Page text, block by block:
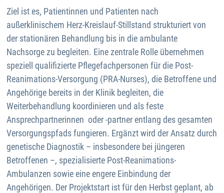
Ziel ist es, Patientinnen und Patienten nach
außerklinischem Herz-Kreislauf-Stillstand strukturiert von
der stationären Behandlung bis in die ambulante
Nachsorge zu begleiten. Eine zentrale Rolle übernehmen
speziell qualifizierte Pflegefachpersonen für die Post-
Reanimations-Versorgung (PRA-Nurses), die Betroffene und
Angehörige bereits in der Klinik begleiten, die
Weiterbehandlung koordinieren und als feste
Ansprechpartnerinnen oder -partner entlang des gesamten
Versorgungspfads fungieren. Ergänzt wird der Ansatz durch
genetische Diagnostik – insbesondere bei jüngeren
Betroffenen –, spezialisierte Post-Reanimations-
Ambulanzen sowie eine engere Einbindung der
Angehörigen. Der Projektstart ist für den Herbst geplant, ab